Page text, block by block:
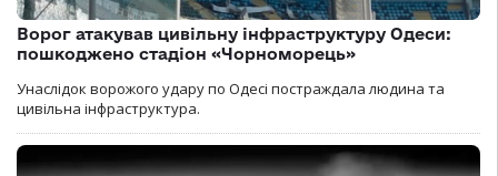
Ворог атакував цивільну інфраструктуру Одеси:
пошкоджено стадіон «Чорноморець»
Унаслідок ворожого удару по Одесі постраждала людина та
цивільна інфраструктура.